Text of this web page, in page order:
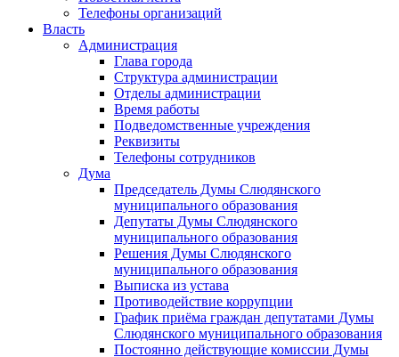
Телефоны организаций
Власть
Администрация
Глава города
Структура администрации
Отделы администрации
Время работы
Подведомственные учреждения
Реквизиты
Телефоны сотрудников
Дума
Председатель Думы Слюдянского
муниципального образования
Депутаты Думы Слюдянского
муниципального образования
Решения Думы Слюдянского
муниципального образования
Выписка из устава
Противодействие коррупции
График приёма граждан депутатами Думы
Слюдянского муниципального образования
Постоянно действующие комиссии Думы